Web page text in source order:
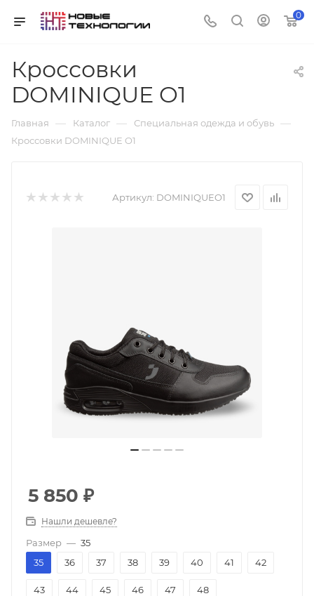
0
Кроссовки
DOMINIQUE O1
Главная — Каталог — Специальная одежда и обувь —
Кроссовки DOMINIQUE O1
Артикул: DOMINIQUEO1
5 850 ₽
Нашли дешевле?
Размер — 35
35
36 37 38 39 40 41 42
43 44 45 46 47 48